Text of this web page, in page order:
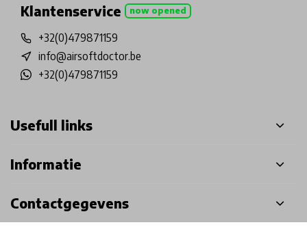
Klantenservice now opened
+32(0)479871159
info@airsoftdoctor.be
+32(0)479871159
Usefull links
Informatie
Contactgegevens